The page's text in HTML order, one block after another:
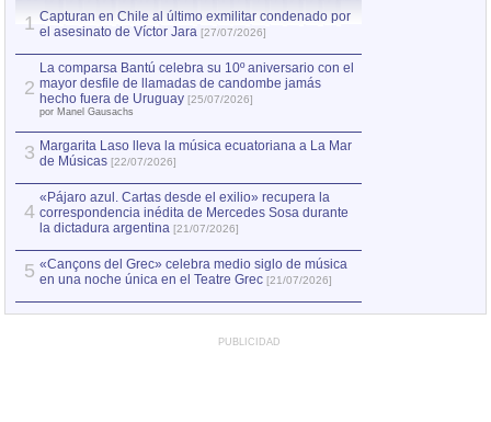
1 Capturan en Chile al último exmilitar condenado por
el asesinato de Víctor Jara [27/07/2026]
2
La comparsa Bantú celebra su 10º aniversario con el
mayor desfile de llamadas de candombe jamás
hecho fuera de Uruguay [25/07/2026]
por Manel Gausachs
3 Margarita Laso lleva la música ecuatoriana a La Mar
de Músicas [22/07/2026]
4
«Pájaro azul. Cartas desde el exilio» recupera la
correspondencia inédita de Mercedes Sosa durante
la dictadura argentina [21/07/2026]
5 «Cançons del Grec» celebra medio siglo de música
en una noche única en el Teatre Grec [21/07/2026]
PUBLICIDAD